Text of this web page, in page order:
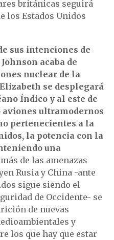
británicas seguirá
los Estados Unidos
sus intenciones de
acaba de
nuclear de la
se desplegará
Índico y al este de
aviones ultramodernos
pertenecientes a la
la potencia con la
una
de las amenazas
Rusia y China -ante
sigue siendo el
de Occidente- se
de nuevas
y
los que hay que estar